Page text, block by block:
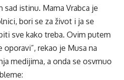
sad istinu. Mama Vrabca je
bori se za život i ja se
sve kako treba. Ovim putem
oporavi”, rekao je Musa na
medijima, a onda se osvrnuo